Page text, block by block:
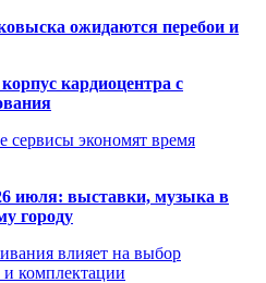
ожидаются перебои и
кардиоцентра с
сервисы экономят время
июля: выставки, музыка в
городу
влияет на выбор
комплектации